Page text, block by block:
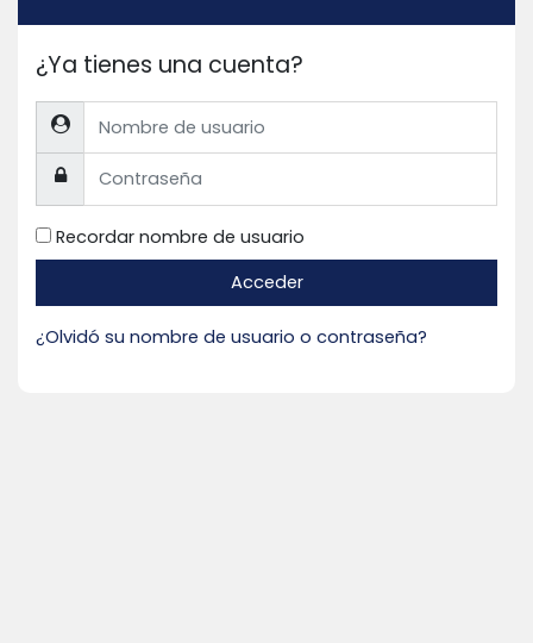
¿Ya tienes una cuenta?
Nombre de usuario
Contraseña
Recordar nombre de usuario
Acceder
¿Olvidó su nombre de usuario o contraseña?